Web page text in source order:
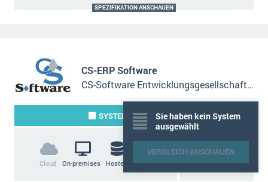
SPEZIFIKATION ANSCHAUEN
CS-ERP Software
CS-Software Entwicklungsgesellschaft mbH
SYSTEM VERGLEICHEN
Cloud On-premises Hosted Hybrid
S M L XL
Sie haben kein System
ausgewählt
VERGLEICH ANSCHAUEN